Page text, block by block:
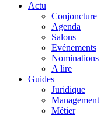
Actu
Conjoncture
Agenda
Salons
Evénements
Nominations
A lire
Guides
Juridique
Management
Métier